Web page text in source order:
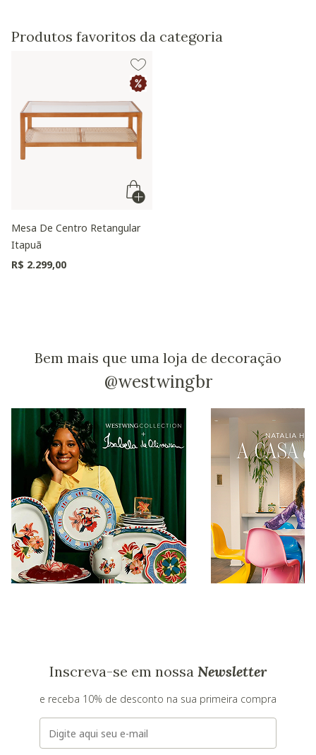
Produtos favoritos da categoria
Mesa De Centro Retangular
Itapuã
R$ 2.299,00
Bem mais que uma loja de decoração
@westwingbr
Inscreva-se em nossa Newsletter
e receba 10% de desconto na sua primeira compra
E-mail